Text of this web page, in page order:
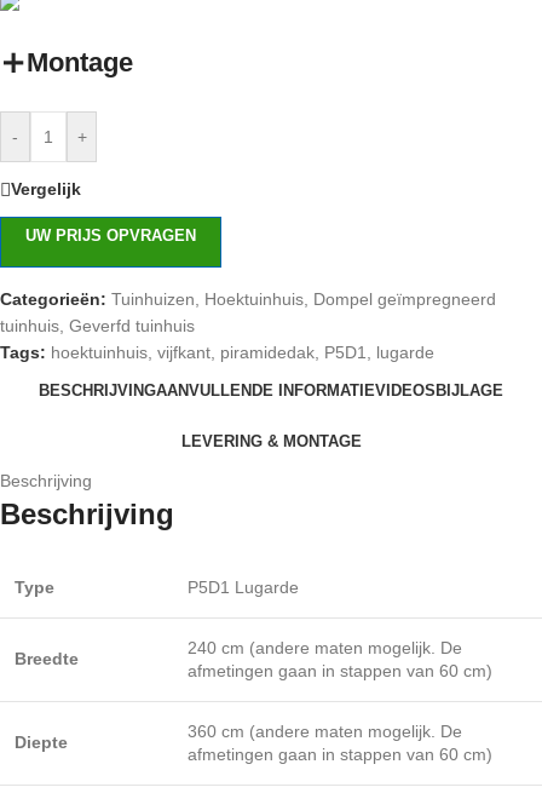
Montage
- +
Vergelijk
UW PRIJS OPVRAGEN
Categorieën: Tuinhuizen Hoektuinhuis Dompel geïmpregneerd
tuinhuis Geverfd tuinhuis
Tags: hoektuinhuis vijfkant piramidedak P5D1 lugarde
BESCHRIJVINGAANVULLENDE INFORMATIEVIDEOS BIJLAGE
LEVERING & MONTAGE
Beschrijving
Beschrijving
Type P5D1 Lugarde
Breedte
240 cm (andere maten mogelijk. De
afmetingen gaan in stappen van 60 cm)
Diepte
360 cm (andere maten mogelijk. De
afmetingen gaan in stappen van 60 cm)